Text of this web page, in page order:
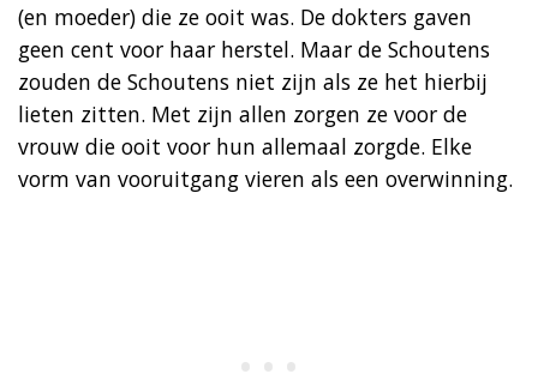
(en moeder) die ze ooit was. De dokters gaven
geen cent voor haar herstel. Maar de Schoutens
zouden de Schoutens niet zijn als ze het hierbij
lieten zitten. Met zijn allen zorgen ze voor de
vrouw die ooit voor hun allemaal zorgde. Elke
vorm van vooruitgang vieren als een overwinning.